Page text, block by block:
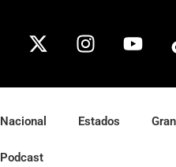
Nacional Estados
Podcast